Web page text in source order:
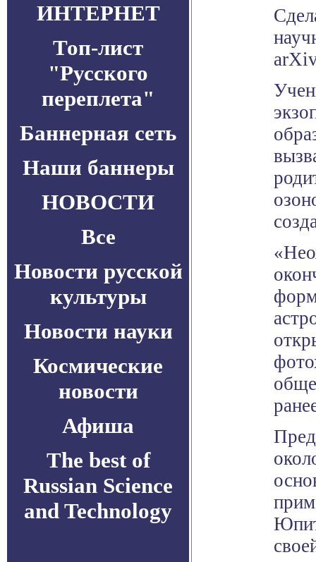
ИНТЕРНЕТ
Топ-лист
"Русского
переплета"
Баннерная сеть
Наши баннеры
НОВОСТИ
Все
Новости русской
культуры
Новости науки
Космические
новости
Афиша
The best of
Russian Science
and Technology